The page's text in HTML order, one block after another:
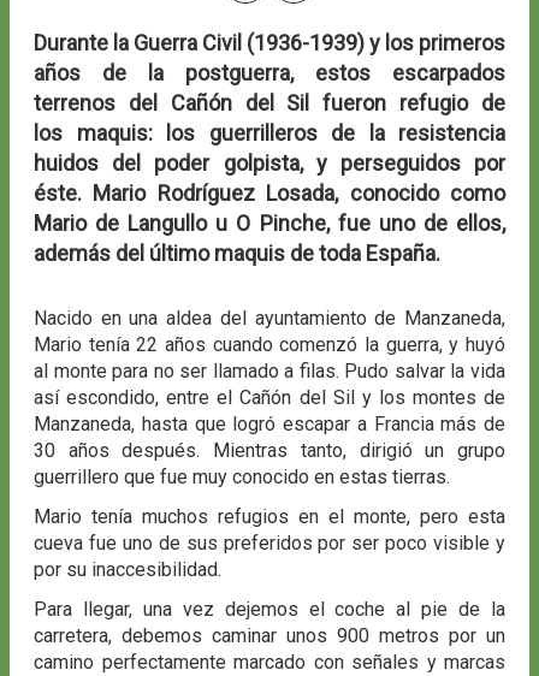
Durante la Guerra Civil (1936-1939) y los primeros
años de la postguerra, estos escarpados
terrenos del Cañón del Sil fueron refugio de
los maquis: los guerrilleros de la resistencia
huidos del poder golpista, y perseguidos por
éste. Mario Rodríguez Losada, conocido como
Mario de Langullo u O Pinche, fue uno de ellos,
además del último maquis de toda España.
Nacido en una aldea del ayuntamiento de Manzaneda,
Mario tenía 22 años cuando comenzó la guerra, y huyó
al monte para no ser llamado a filas. Pudo salvar la vida
así escondido, entre el Cañón del Sil y los montes de
Manzaneda, hasta que logró escapar a Francia más de
30 años después. Mientras tanto, dirigió un grupo
guerrillero que fue muy conocido en estas tierras.
Mario tenía muchos refugios en el monte, pero esta
cueva fue uno de sus preferidos por ser poco visible y
por su inaccesibilidad.
Para llegar, una vez dejemos el coche al pie de la
carretera, debemos caminar unos 900 metros por un
camino perfectamente marcado con señales y marcas